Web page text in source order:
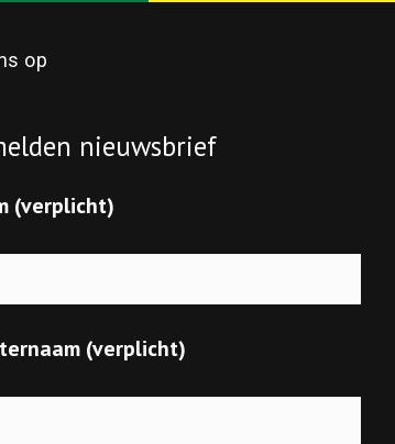
op
nieuwsbrief
(verplicht)
(verplicht)